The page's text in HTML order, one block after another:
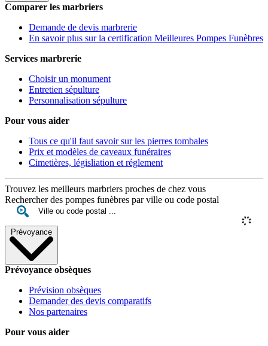
Comparer les marbriers
Demande de devis marbrerie
En savoir plus sur la certification Meilleures Pompes Funèbres
Services marbrerie
Choisir un monument
Entretien sépulture
Personnalisation sépulture
Pour vous aider
Tous ce qu'il faut savoir sur les pierres tombales
Prix et modèles de caveaux funéraires
Cimetières, législiation et réglement
Trouvez les meilleurs marbriers proches de chez vous
Rechercher des pompes funèbres par ville ou code postal
Prévoyance
Prévoyance obsèques
Prévision obsèques
Demander des devis comparatifs
Nos partenaires
Pour vous aider